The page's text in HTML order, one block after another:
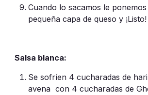
Cuando lo sacamos le
pequeña capa de queso y ¡Listo!
Salsa blanca:
Se sofríen 4 cucharadas de
avena con 4 cucharadas de